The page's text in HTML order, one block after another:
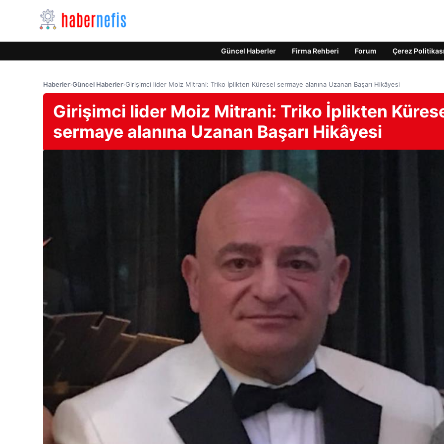
Güncel Haberler Firma Rehberi Forum Çerez Politikası
Haberler›Güncel Haberler›Girişimci lider Moiz Mitrani: Triko İplikten Küresel sermaye alanına Uzanan Başarı Hikâyesi
Girişimci lider Moiz Mitrani: Triko İplikten
sermaye alanına Uzanan Başarı Hikâyesi